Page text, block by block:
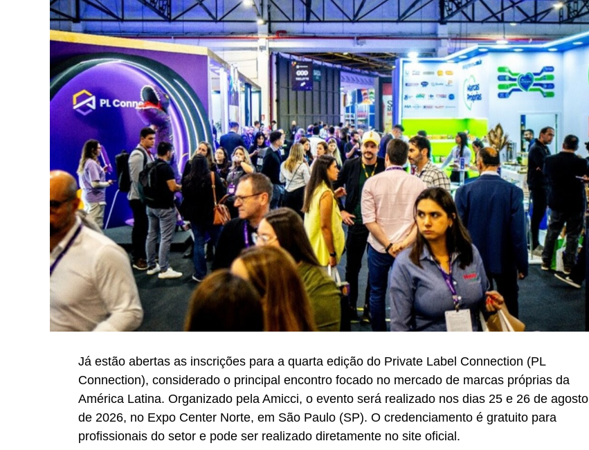
Já estão abertas as inscrições para a quarta edição do Private Label Connection (PL
Connection), considerado o principal encontro focado no mercado de marcas próprias da
América Latina. Organizado pela Amicci, o evento será realizado nos dias 25 e 26 de agosto
de 2026, no Expo Center Norte, em São Paulo (SP). O credenciamento é gratuito para
profissionais do setor e pode ser realizado diretamente no site oficial.